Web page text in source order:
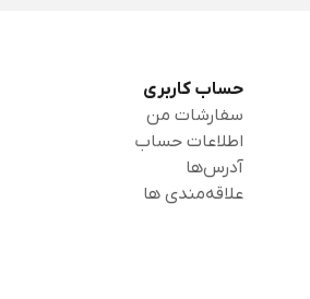
حساب کاربری
سفارشات من
اطلاعات حساب
آدرس‌ها
علاقه‌مندی ها